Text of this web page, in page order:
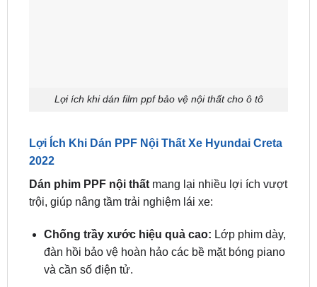
Lợi ích khi dán film ppf bảo vệ nội thất cho ô tô
Lợi Ích Khi Dán PPF Nội Thất Xe Hyundai Creta
2022
Dán phim PPF nội thấtmang lại nhiều lợi ích vượt
trội, giúp nâng tầm trải nghiệm lái xe:
Chống trầy xước hiệu quả cao: Lớp phim dày,
đàn hồi bảo vệ hoàn hảo các bề mặt bóng piano
và cần số điện tử.